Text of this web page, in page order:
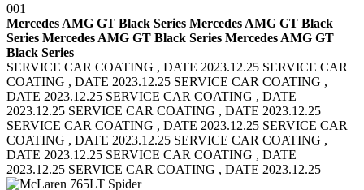
001
Mercedes AMG GT Black Series Mercedes AMG GT Black
Series Mercedes AMG GT Black Series Mercedes AMG GT
Black Series
SERVICE CAR COATING , DATE 2023.12.25 SERVICE CAR
COATING , DATE 2023.12.25 SERVICE CAR COATING ,
DATE 2023.12.25 SERVICE CAR COATING , DATE
2023.12.25 SERVICE CAR COATING , DATE 2023.12.25
SERVICE CAR COATING , DATE 2023.12.25 SERVICE CAR
COATING , DATE 2023.12.25 SERVICE CAR COATING ,
DATE 2023.12.25 SERVICE CAR COATING , DATE
2023.12.25 SERVICE CAR COATING , DATE 2023.12.25